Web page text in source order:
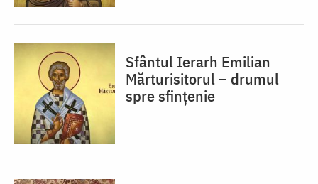
Sfântul Ierarh Emilian
Mărturisitorul – drumul
spre sfințenie